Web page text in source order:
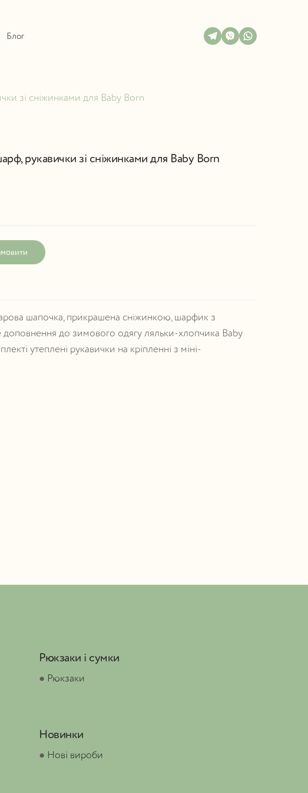
Блог
зі сніжинками для Baby Born
рукавички зі сніжинками для Baby Born
шапочка, прикрашена сніжинкою, шарфик з
до зимового одягу ляльки-хлопчика Baby
утеплені рукавички на кріпленні з міні-
Рюкзаки і сумки
● Рюкзаки
Новинки
● Нові вироби